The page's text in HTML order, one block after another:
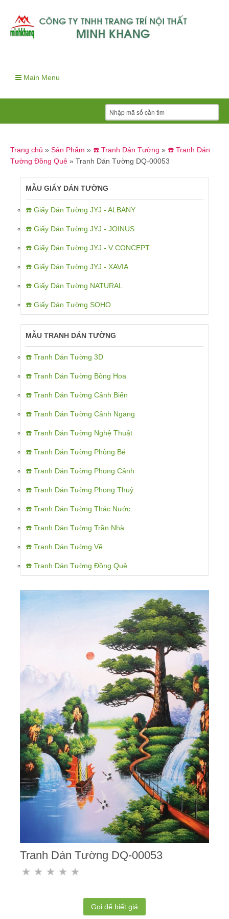
Main Menu
Trang chủ » Sản Phẩm » ☎️ Tranh Dán Tường » ☎️ Tranh Dán
Tường Đồng Quê » Tranh Dán Tường DQ-00053
MẪU GIẤY DÁN TƯỜNG
☎️ Giấy Dán Tường JYJ - ALBANY
☎️ Giấy Dán Tường JYJ - JOINUS
☎️ Giấy Dán Tường JYJ - V CONCEPT
☎️ Giấy Dán Tường JYJ - XAVIA
☎️ Giấy Dán Tường NATURAL
☎️ Giấy Dán Tường SOHO
MẪU TRANH DÁN TƯỜNG
☎️ Tranh Dán Tường 3D
☎️ Tranh Dán Tường Bông Hoa
☎️ Tranh Dán Tường Cảnh Biển
☎️ Tranh Dán Tường Cảnh Ngang
☎️ Tranh Dán Tường Nghệ Thuật
☎️ Tranh Dán Tường Phòng Bé
☎️ Tranh Dán Tường Phong Cảnh
☎️ Tranh Dán Tường Phong Thuỷ
☎️ Tranh Dán Tường Thác Nước
☎️ Tranh Dán Tường Trần Nhà
☎️ Tranh Dán Tường Vẽ
☎️ Tranh Dán Tường Đồng Quê
Tranh Dán Tường DQ-00053
Gọi để biết giá